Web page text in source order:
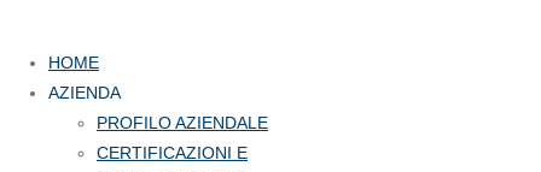
HOME
AZIENDA
PROFILO AZIENDALE
CERTIFICAZIONI E